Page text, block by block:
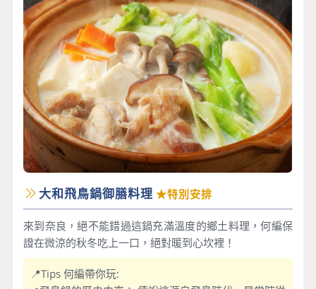
大和飛鳥鍋御膳料理 ★特別安排
來到奈良，絕不能錯過這鍋充滿溫度的鄉土料理，何編保
證在微涼的秋冬吃上一口，絕對暖到心坎裡！
📍Tips 何編帶你玩: